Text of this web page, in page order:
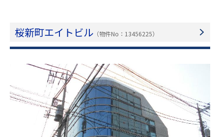
桜新町エイトビル （物件No：13456225）